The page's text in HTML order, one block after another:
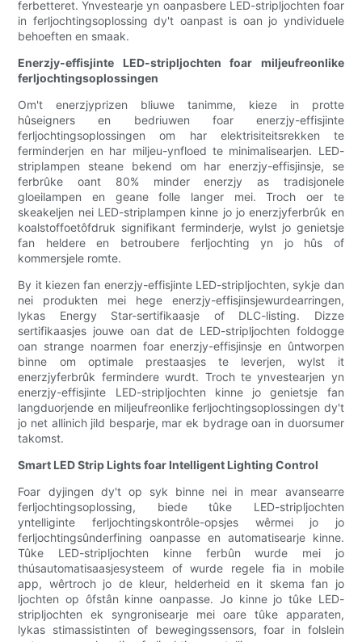
ferbetteret. Ynvestearje yn oanpasbere LED-stripljochten foar
in ferljochtingsoplossing dy't oanpast is oan jo yndividuele
behoeften en smaak.
Enerzjy-effisjinte LED-stripljochten foar miljeufreonlike
ferljochtingsoplossingen
Om't enerzjyprizen bliuwe tanimme, kieze in protte
hûseigners en bedriuwen foar enerzjy-effisjinte
ferljochtingsoplossingen om har elektrisiteitsrekken te
ferminderjen en har miljeu-ynfloed te minimalisearjen. LED-
striplampen steane bekend om har enerzjy-effisjinsje, se
ferbrûke oant 80% minder enerzjy as tradisjonele
gloeilampen en geane folle langer mei. Troch oer te
skeakeljen nei LED-striplampen kinne jo jo enerzjyferbrûk en
koalstoffoetôfdruk signifikant ferminderje, wylst jo genietsje
fan heldere en betroubere ferljochting yn jo hûs of
kommersjele romte.
By it kiezen fan enerzjy-effisjinte LED-stripljochten, sykje dan
nei produkten mei hege enerzjy-effisjinsjewurdearringen,
lykas Energy Star-sertifikaasje of DLC-listing. Dizze
sertifikaasjes jouwe oan dat de LED-stripljochten foldogge
oan strange noarmen foar enerzjy-effisjinsje en ûntworpen
binne om optimale prestaasjes te leverjen, wylst it
enerzjyferbrûk fermindere wurdt. Troch te ynvestearjen yn
enerzjy-effisjinte LED-stripljochten kinne jo genietsje fan
langduorjende en miljeufreonlike ferljochtingsoplossingen dy't
jo net allinich jild besparje, mar ek bydrage oan in duorsumer
takomst.
Smart LED Strip Lights foar Intelligent Lighting Control
Foar dyjingen dy't op syk binne nei in mear avansearre
ferljochtingsoplossing, biede tûke LED-stripljochten
yntelliginte ferljochtingskontrôle-opsjes wêrmei jo jo
ferljochtingsûnderfining oanpasse en automatisearje kinne.
Tûke LED-stripljochten kinne ferbûn wurde mei jo
thúsautomatisaasjesysteem of wurde regele fia in mobile
app, wêrtroch jo de kleur, helderheid en it skema fan jo
ljochten op ôfstân kinne oanpasse. Jo kinne jo tûke LED-
stripljochten ek syngronisearje mei oare tûke apparaten,
lykas stimassistinten of bewegingssensors, foar in folslein